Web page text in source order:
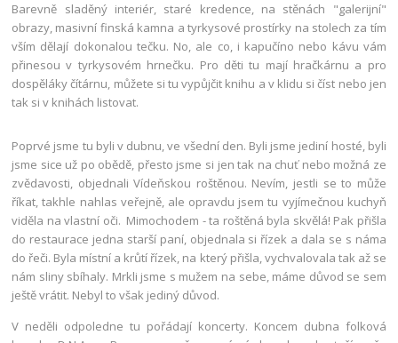
Barevně sladěný interiér, staré kredence, na stěnách "galerijní"
obrazy, masivní finská kamna a tyrkysové prostírky na stolech za tím
vším dělají dokonalou tečku. No, ale co, i kapučíno nebo kávu vám
přinesou v tyrkysovém hrnečku. Pro děti tu mají hračkárnu a pro
dospěláky čítárnu, můžete si tu vypůjčit knihu a v klidu si číst nebo jen
tak si v knihách listovat.
Poprvé jsme tu byli v dubnu, ve všední den. Byli jsme jediní hosté, byli
jsme sice už po obědě, přesto jsme si jen tak na chuť nebo možná ze
zvědavosti, objednali Vídeňskou roštěnou. Nevím, jestli se to může
říkat, takhle nahlas veřejně, ale opravdu jsem tu vyjímečnou kuchyň
viděla na vlastní oči. Mimochodem - ta roštěná byla skvělá! Pak přišla
do restaurace jedna starší paní, objednala si řízek a dala se s náma
do řeči. Byla místní a krůtí řízek, na který přišla, vychvalovala tak až se
nám sliny sbíhaly. Mrkli jsme s mužem na sebe, máme důvod se sem
ještě vrátit. Nebyl to však jediný důvod.
V neděli odpoledne tu pořádají koncerty. Koncem dubna folková